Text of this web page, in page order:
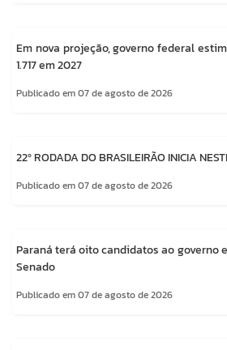
Em nova projeção, governo federal
1.717 em 2027
Publicado em 07 de agosto de 2026
22º RODADA DO BRASILEIRÃO INICIA
Publicado em 07 de agosto de 2026
Paraná terá oito candidatos ao governo
Senado
Publicado em 07 de agosto de 2026